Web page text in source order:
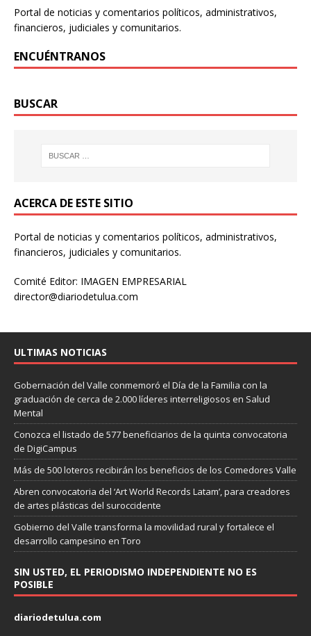
Portal de noticias y comentarios políticos, administrativos,
financieros, judiciales y comunitarios.
ENCUÉNTRANOS
BUSCAR
ACERCA DE ESTE SITIO
Portal de noticias y comentarios políticos, administrativos,
financieros, judiciales y comunitarios.
Comité Editor: IMAGEN EMPRESARIAL
director@diariodetulua.com
ULTIMAS NOTICIAS
Gobernación del Valle conmemoró el Día de la Familia con la
graduación de cerca de 2.000 líderes interreligiosos en Salud
Mental
Conozca el listado de 577 beneficiarios de la quinta convocatoria
de DigiCampus
Más de 500 loteros recibirán los beneficios de los Comedores Valle
Abren convocatoria del ‘Art World Records Latam’, para creadores
de artes plásticas del suroccidente
Gobierno del Valle transforma la movilidad rural y fortalece el
desarrollo campesino en Toro
SIN USTED, EL PERIODISMO INDEPENDIENTE NO ES
POSIBLE
diariodetulua.com